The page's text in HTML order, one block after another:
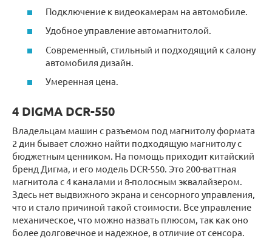
Подключение к видеокамерам на автомобиле.
Удобное управление автомагнитолой.
Современный, стильный и подходящий к салону
автомобиля дизайн.
Умеренная цена.
4 DIGMA DCR-550
Владельцам машин с разъемом под магнитолу формата
2 дин бывает сложно найти подходящую магнитолу с
бюджетным ценником. На помощь приходит китайский
бренд Дигма, и его модель DCR-550. Это 200-ваттная
магнитола с 4 каналами и 8-полосным эквалайзером.
Здесь нет выдвижного экрана и сенсорного управления,
что и стало причиной такой стоимости. Все управление
механическое, что можно назвать плюсом, так как оно
более долговечное и надежное, в отличие от сенсора.